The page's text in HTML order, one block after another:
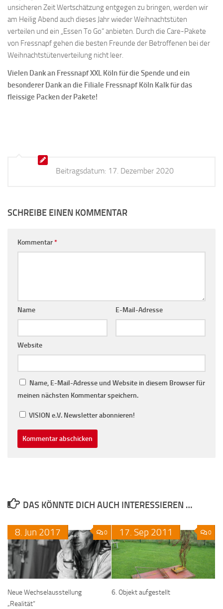
unsicheren Zeit Wertschätzung entgegen zu bringen, werden wir
am Heilig Abend auch dieses Jahr wieder Weihnachtstüten
verteilen und ein „Essen To Go“ anbieten. Durch die Care-Pakete
von Fressnapf gehen die besten Freunde der Betroffenen bei der
Weihnachtstütenverteilung nicht leer.
Vielen Dank an Fressnapf XXL Kölnfür die Spende und ein
besonderer Dank an die Filiale Fressnapf Köln Kalkfür das
fleissige Packen der Pakete!
Beitragsdatum: 17. Dezember 2020
SCHREIBE EINEN KOMMENTAR
Kommentar*
Name E-Mail-Adresse
Website
Name, E-Mail-Adresse und Website in diesem Browser für
meinen nächsten Kommentar speichern.
VISION e.V. Newsletter abonnieren!
DAS KÖNNTE DICH AUCH INTERESSIEREN …
0
8. Jun 2017
Neue Wechselausstellung
„Realität“
0
17. Sep 2011
6. Objekt aufgestellt